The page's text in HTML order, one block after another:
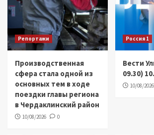
Репортажи
Производственная
сфера стала одной из
основных тем в ходе
поездки главы региона
в Чердаклинский район
10/08/2026 0
Россия 1
Вести
09.30)
10/08/2026